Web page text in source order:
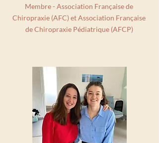
Membre - Association Française de
Chiropraxie (AFC) et Association Française
de Chiropraxie Pédiatrique (AFCP)